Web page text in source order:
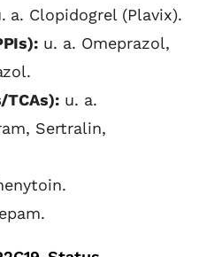
a. Clopidogrel (Plavix).
u. a. Omeprazol,
TCAs): u. a.
Sertralin,